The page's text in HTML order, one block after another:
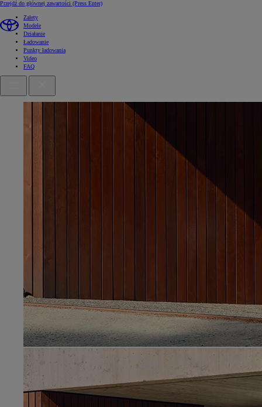
Przejdź do głównej zawartości (Press Enter)
Zalety
Modele
Działanie
Ładowanie
Punkty ładowania
Video
FAQ